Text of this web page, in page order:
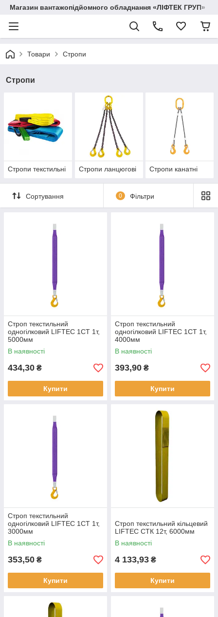
Магазин вантажопідйомного обладнання «ЛІФТЕК ГРУП»
Товари Стропи
Стропи
Стропи текстильні Стропи ланцюгові Стропи канатні
Сортування 0 Фільтри
Строп текстильний
одногілковий LIFTEC 1СТ 1т,
5000мм
В наявності
434,30 ₴
Купити
Строп текстильний
одногілковий LIFTEC 1СТ 1т,
4000мм
В наявності
393,90 ₴
Купити
Строп текстильний
одногілковий LIFTEC 1СТ 1т,
3000мм
В наявності
353,50 ₴
Купити
Строп текстильний кільцевий
LIFTEC СТК 12т, 6000мм
В наявності
4 133,93 ₴
Купити